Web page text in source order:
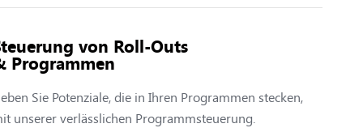
von Roll-Outs
Programmen
Sie Potenziale, die in Ihren Programmen stecken,
unserer verlässlichen Programmsteuerung.